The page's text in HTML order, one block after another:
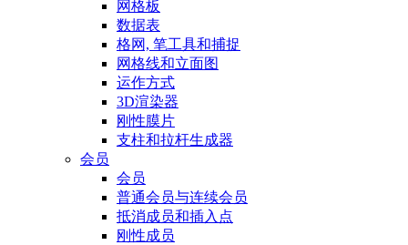
网格板
数据表
格网, 笔工具和捕捉
网格线和立面图
运作方式
3D渲染器
刚性膜片
支柱和拉杆生成器
会员
会员
普通会员与连续会员
抵消成员和插入点
刚性成员